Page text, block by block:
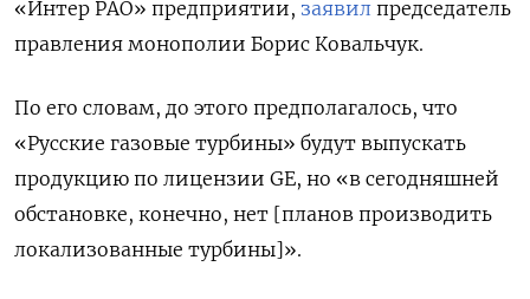
«Интер РАО» предприятии, заявил председатель
правления монополии Борис Ковальчук.
По его словам, до этого предполагалось, что
«Русские газовые турбины» будут выпускать
продукцию по лицензии GE, но «в сегодняшней
обстановке, конечно, нет [планов производить
локализованные турбины]».